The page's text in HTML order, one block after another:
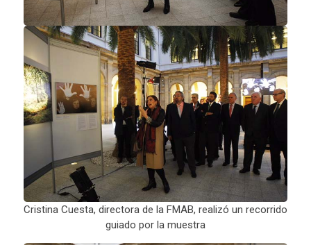
Cristina Cuesta, directora de la FMAB, realizó un recorrido
guiado por la muestra